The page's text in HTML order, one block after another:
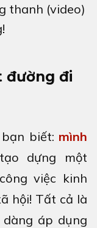
thanh (video)
đường đi
biết: mình
dựng một
việc kinh
hội! Tất cả là
áp dụng